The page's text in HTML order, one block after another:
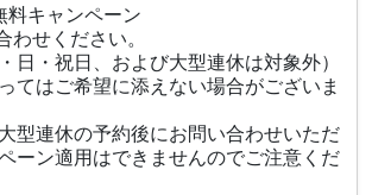
料キャンペーン
せください。
日・祝日、および大型連休は対象外）
てはご希望に添えない場合がございま
型連休の予約後にお問い合わせいただ
ーン適用はできませんのでご注意くだ